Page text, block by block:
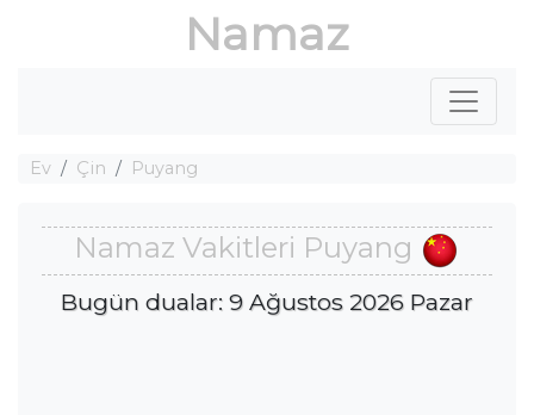
Namaz
Ev Çin Puyang
Namaz Vakitleri Puyang
Bugün dualar: 9 Ağustos 2026 Pazar